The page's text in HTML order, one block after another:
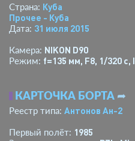
Страна: Куба
Прочее - Куба
Дата: 31 июля 2015
Камера: NIKON D90
Режим: f=135 мм, F8, 1/320 с,
КАРТОЧКА БОРТА ➦
Реестр типа: Антонов Ан-2
Первый полёт: 1985